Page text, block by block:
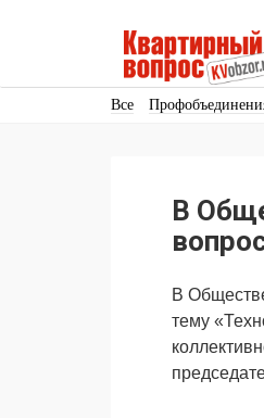
Все
В
В
тему